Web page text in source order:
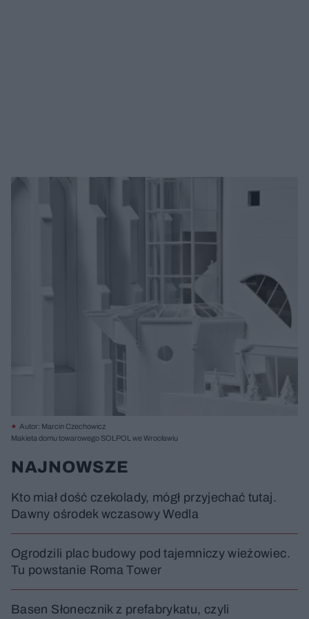
Autor: Marcin Czechowicz
Makieta domu towarowego SOLPOL we Wrocławiu
NAJNOWSZE
Kto miał dość czekolady, mógł przyjechać tutaj.
Dawny ośrodek wczasowy Wedla
Ogrodzili plac budowy pod tajemniczy wieżowiec.
Tu powstanie Roma Tower
Basen Słonecznik z prefabrykatu, czyli